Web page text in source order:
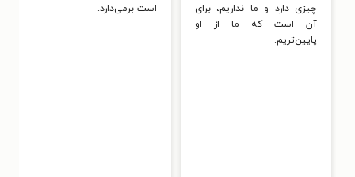
چیزی دارد و ما نداریم، برای
آن است که ما از او
پایین‌تریم.‌
است برمی‌دارد.